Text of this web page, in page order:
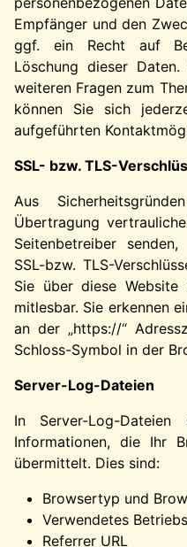
Empfänger und den
ggf. ein Recht auf
Löschung dieser
weiteren Fragen zum
können Sie sich
aufgeführten
SSL- bzw. TLS-
Aus
Übertragung
Seitenbetreiber
SSL-bzw. TLS-
Sie über diese
mitlesbar. Sie erkennen
an der „https://“
Schloss-Symbol in der
Server-Log-Dateien
In Server-Log-
Informationen, die Ihr
übermittelt. Dies sind:
Browsertyp und
Verwendetes
Referrer URL